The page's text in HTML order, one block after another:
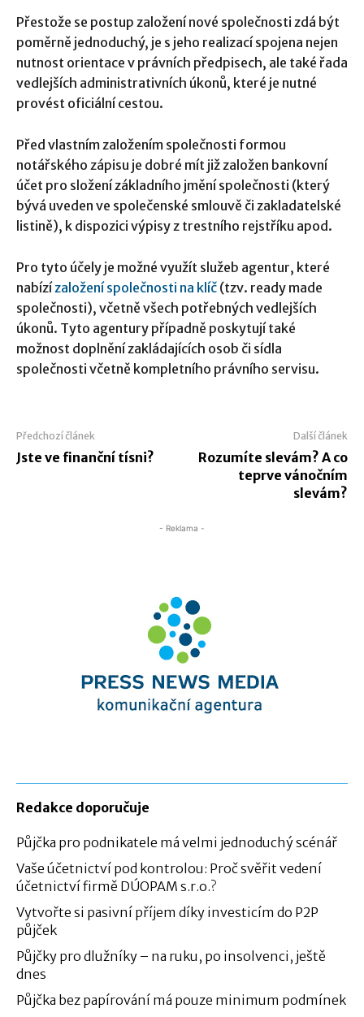
Přestože se postup založení nové společnosti zdá být
poměrně jednoduchý, je s jeho realizací spojena nejen
nutnost orientace v právních předpisech, ale také řada
vedlejších administrativních úkonů, které je nutné
provést oficiální cestou.
Před vlastním založením společnosti formou
notářského zápisu je dobré mít již založen bankovní
účet pro složení základního jmění společnosti (který
bývá uveden ve společenské smlouvě či zakladatelské
listině), k dispozici výpisy z trestního rejstříku apod.
Pro tyto účely je možné využít služeb agentur, které
nabízízaložení společnosti na klíč (tzv. ready made
společnosti), včetně všech potřebných vedlejších
úkonů. Tyto agentury případně poskytují také
možnost doplnění zakládajících osob či sídla
společnosti včetně kompletního právního servisu.
Předchozí článek
Jste ve finanční tísni?
Další článek
Rozumíte slevám? A co
teprve vánočním
slevám?
- Reklama -
Redakce doporučuje
Půjčka pro podnikatele má velmi jednoduchý scénář
Vaše účetnictví pod kontrolou: Proč svěřit vedení
účetnictví firmě DÚOPAM s.r.o.?
Vytvořte si pasivní příjem díky investicím do P2P
půjček
Půjčky pro dlužníky – na ruku, po insolvenci, ještě
dnes
Půjčka bez papírování má pouze minimum podmínek